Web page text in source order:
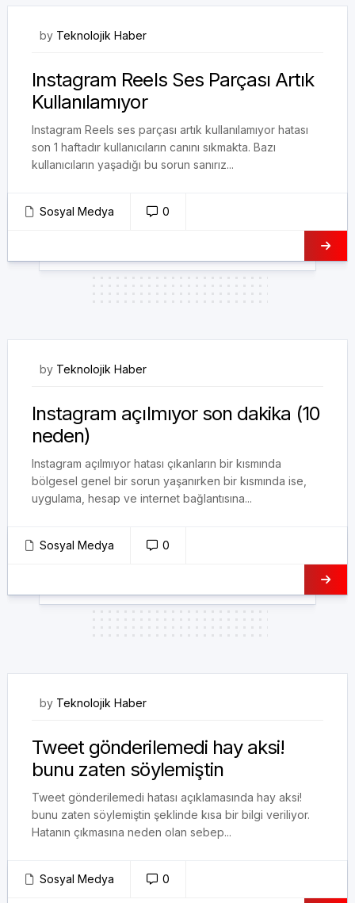
by Teknolojik Haber
Instagram Reels Ses Parçası Artık
Kullanılamıyor
Instagram Reels ses parçası artık kullanılamıyor hatası
son 1 haftadır kullanıcıların canını sıkmakta. Bazı
kullanıcıların yaşadığı bu sorun sanırız...
Sosyal Medya 0
by Teknolojik Haber
Instagram açılmıyor son dakika (10
neden)
Instagram açılmıyor hatası çıkanların bir kısmında
bölgesel genel bir sorun yaşanırken bir kısmında ise,
uygulama, hesap ve internet bağlantısına...
Sosyal Medya 0
by Teknolojik Haber
Tweet gönderilemedi hay aksi!
bunu zaten söylemiştin
Tweet gönderilemedi hatası açıklamasında hay aksi!
bunu zaten söylemiştin şeklinde kısa bir bilgi veriliyor.
Hatanın çıkmasına neden olan sebep...
Sosyal Medya 0